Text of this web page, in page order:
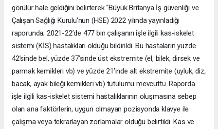
görülür hale geldiğini belirterek “Büyük Britanya İş güvenliği ve
Çalışan Sağlığı Kurulu’nun (HSE) 2022 yılında yayınladığı
raporunda; 2021-22’de 477 bin çalışanın işle ilgili kas-iskelet
sistemi (KİS) hastalıkları olduğu bildirildi. Bu hastaların yüzde
42’sinde bel, yüzde 37’sinde üst ekstremite (el, bilek, dirsek ve
parmak kemikleri vb) ve yüzde 21’inde alt ekstremite (uyluk, diz,
bacak, ayak bileği kemikleri vb) tutulumu mevcuttu. Raporda
işle ilgili kas-iskelet sistemi hastalıklarının oluşmasına sebep
olan ana faktörlerin, uygun olmayan pozisyonda klavye ile
çalışma veya tekrarlayan zorlamalar olduğu belirtildi. Kas ve